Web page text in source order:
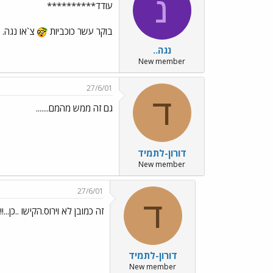
נ
נגה..
New member
עודד**********
בוקר עשר כוכביות צ`או נגה.
ד
דורון-לתמיד
New member
27/6/01
גם זה ממש מהמם.......
ד
דורון-לתמיד
New member
27/6/01
זה כמובן לא וירוס.הקישו